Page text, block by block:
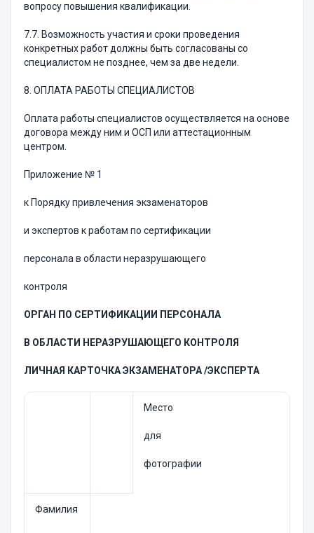
вопросу повышения квалификации.
7.7. Возможность участия и сроки проведения
конкретных работ должны быть согласованы со
специалистом не позднее, чем за две недели.
8. ОПЛАТА РАБОТЫ СПЕЦИАЛИСТОВ
Оплата работы специалистов осуществляется на основе
договора между ним и ОСП или аттестационным
центром.
Приложение № 1
к Порядку привлечения экзаменаторов
и экспертов к работам по сертификации
персонала в области неразрушающего
контроля
ОРГАН ПО СЕРТИФИКАЦИИ ПЕРСОНАЛА
В ОБЛАСТИ НЕРАЗРУШАЮЩЕГО КОНТРОЛЯ
ЛИЧНАЯ КАРТОЧКА ЭКЗАМЕНАТОРА /ЭКСПЕРТА
Место
для
фотографии
Фамилия